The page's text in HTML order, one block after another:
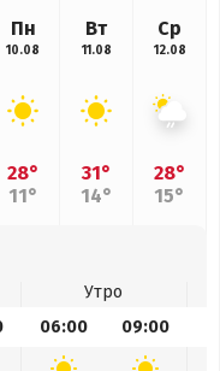
Пн
10.08
28°
11°
Вт
11.08
31°
14°
Ср
12.08
28°
15°
Утро
06:00 09:00